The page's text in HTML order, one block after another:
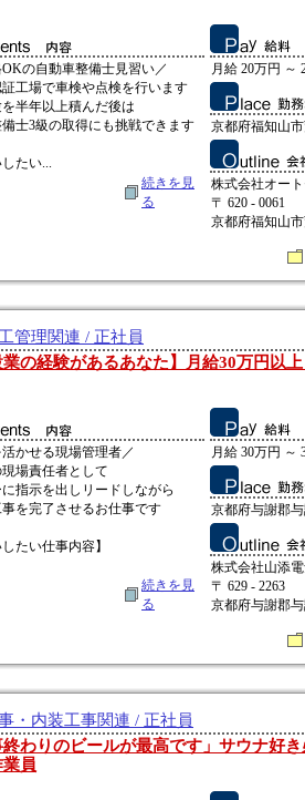
の自動車整備士見習い／
工場で車検や点検を行います
半年以上積んだ後は
士3級の取得にも挑戦できます
したい...
続きを見
る
月給 20万円 ～
京都府福知山
株式会社オー
〒 620 - 0061
京都府福知山
管理関連 / 正社員
業の経験があるあなた】月給30万円以
かせる現場管理者／
場責任者として
に指示を出しリードしながら
を完了させるお仕事です
したい仕事内容】
続きを見
る
月給 30万円 ～
京都府与謝郡
株式会社山添
〒 629 - 2263
京都府与謝郡
・内装工事関連 / 正社員
終わりのビールが最高です」サウナ好
員